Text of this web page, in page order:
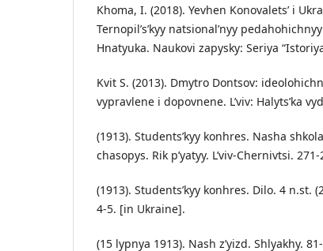
Khoma, I. (2018). Yevhen Konovalets’ i
Ternopil’s’kyy natsional’nyy
Hnatyuka. Naukovi zapysky: Seriya
Kvit S. (2013). Dmytro Dontsov:
vypravlene i dopovnene. L’viv: Halyts’ka
(1913). Students’kyy konhres. Nasha
chasopys. Rik p’yatyy. L’viv-Chernivtsi.
(1913). Students’kyy konhres. Dilo. 4 n.st.
4-5. [in Ukraine].
(15 lypnya 1913). Nash z’yizd. Shlyakhy.